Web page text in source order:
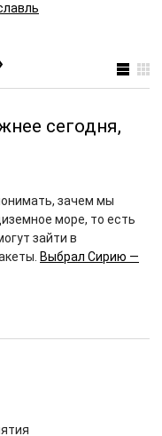
сегодня,
зачем мы
море, то есть
зайти в
Выбрал Сирию —